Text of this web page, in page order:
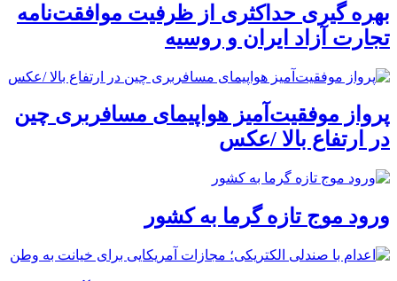
بهره گیری حداکثری از ظرفیت موافقت‌نامه
تجارت آزاد ایران و روسیه
پرواز موفقیت‌آمیز هواپیمای مسافربری چین
در ارتفاع بالا /عکس
ورود موج تازه گرما به کشور